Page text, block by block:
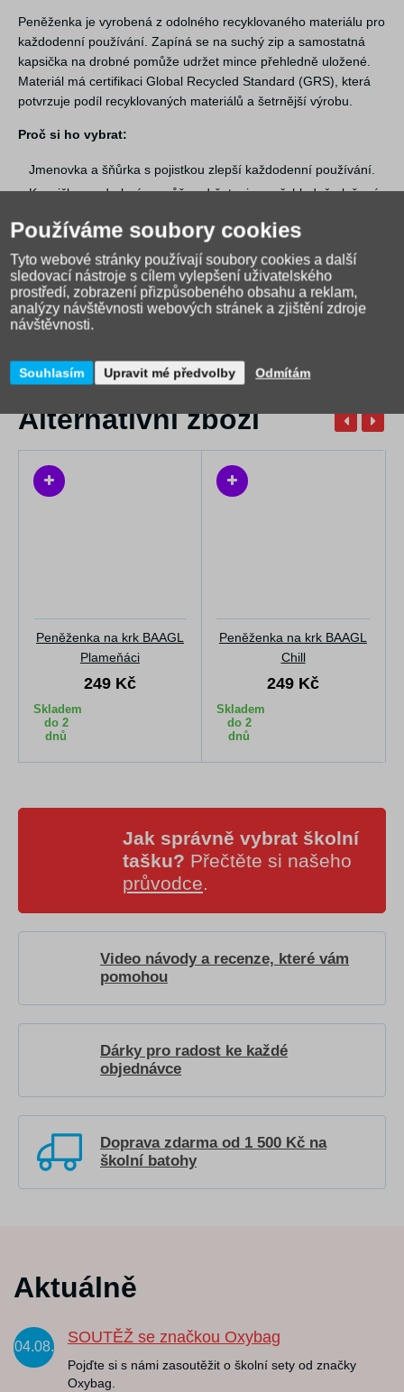
Peněženka je vyrobená z odolného recyklovaného materiálu pro
každodenní používání. Zapíná se na suchý zip a samostatná
kapsička na drobné pomůže udržet mince přehledně uložené.
Materiál má certifikaci Global Recycled Standard (GRS), která
potvrzuje podíl recyklovaných materiálů a šetrnější výrobu.
Proč si ho vybrat:
Jmenovka a šňůrka s pojistkou zlepší každodenní používání.
Kapsička na drobné pomůže udržet mince přehledně uložené.
Alternativní zboží
Peněženka na krk BAAGL
Plameňáci
249 Kč
Skladem
do 2
dnů
Peněženka na krk BAAGL
Chill
249 Kč
Skladem
do 2
dnů
Jak správně vybrat školní
tašku? Přečtěte si našeho
průvodce.
Video návody a recenze, které vám
pomohou
Dárky pro radost ke každé
objednávce
Doprava zdarma od 1 500 Kč na
školní batohy
Aktuálně
04.08.
SOUTĚŽ se značkou Oxybag
Pojďte si s námi zasoutěžit o školní sety od značky
Oxybag.
Používáme soubory cookies
Tyto webové stránky používají soubory cookies a další
sledovací nástroje s cílem vylepšení uživatelského
prostředí, zobrazení přizpůsobeného obsahu a reklam,
analýzy návštěvnosti webových stránek a zjištění zdroje
návštěvnosti.
Souhlasím Upravit mé předvolby Odmítám